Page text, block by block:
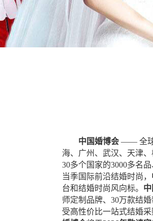
中国婚博会 —— 全球
海、广州、武汉、天津
30多个国家的3000多名
当季国际前沿结婚时尚，
台和结婚时尚风向标。
师定制品牌、30万款结
受高性价比一站式结婚